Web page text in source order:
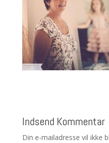
Indsend Kommentar
Din e-mailadresse vil ikke